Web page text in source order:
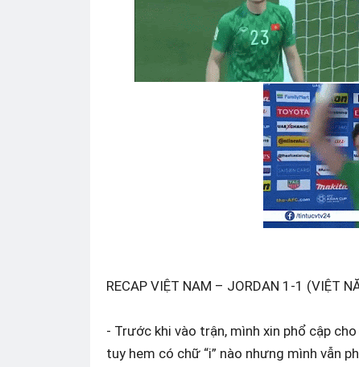
RECAP VIỆT NAM – JORDAN 1-1 (VIỆT
- Trước khi vào trận, mình xin phổ cập
tuy hem có chữ “i” nào nhưng mình vẫn